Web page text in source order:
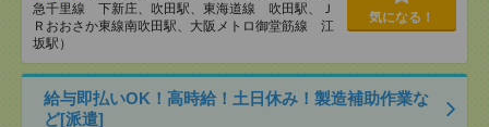
急千里線 下新庄、吹田駅、東海道線 吹田駅、Ｊ
Ｒおおさか東線南吹田駅、大阪メトロ御堂筋線 江
坂駅）
気になる！
給与即払いOK！高時給！土日休み！製造補助作業な
ど[派遣]